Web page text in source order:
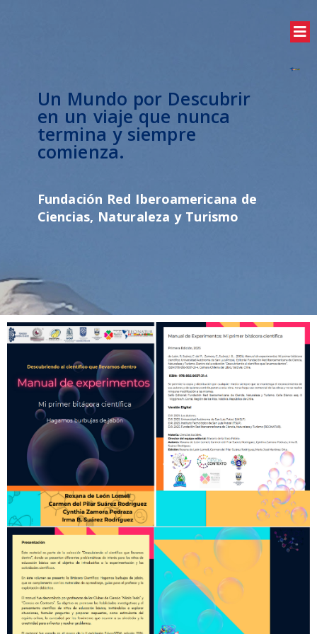
Un Mundo por Descubrir
en un viaje que nunca
termina y siempre
comienza.
Fundación Red Iberoamericana de
Ciencias, Naturaleza y Turismo